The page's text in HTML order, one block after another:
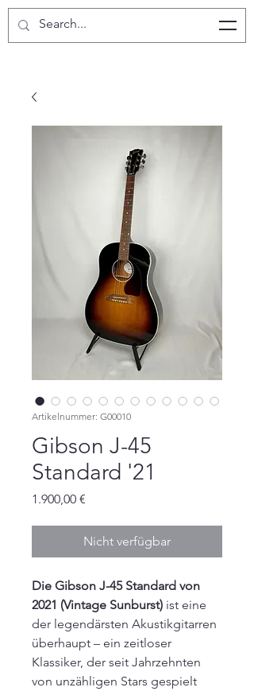
Oyster Guitars
Artikelnummer: G00010
Gibson J-45
Standard '21
1.900,00 €
Nicht verfügbar
Die Gibson J-45 Standard von
2021 (Vintage Sunburst) ist eine
der legendärsten Akustikgitarren
überhaupt – ein zeitloser
Klassiker, der seit Jahrzehnten
von unzähligen Stars gespielt